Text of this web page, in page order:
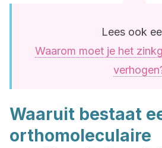
Lees ook
Waarom moet je het
Waaruit bestaat
orthomoleculaire